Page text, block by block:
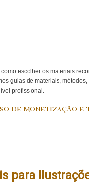
escolher os materiais
guias de materiais,
profissional.
DE MONETIZAÇÃO E
para